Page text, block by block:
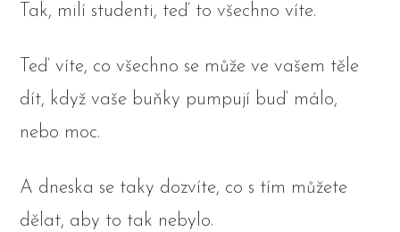
Tak, milí studenti, teď to všechno víte.
Teď víte, co všechno se může ve vašem těle
dít, když vaše buňky pumpují buď málo,
nebo moc.
A dneska se taky dozvíte, co s tím můžete
dělat, aby to tak nebylo.